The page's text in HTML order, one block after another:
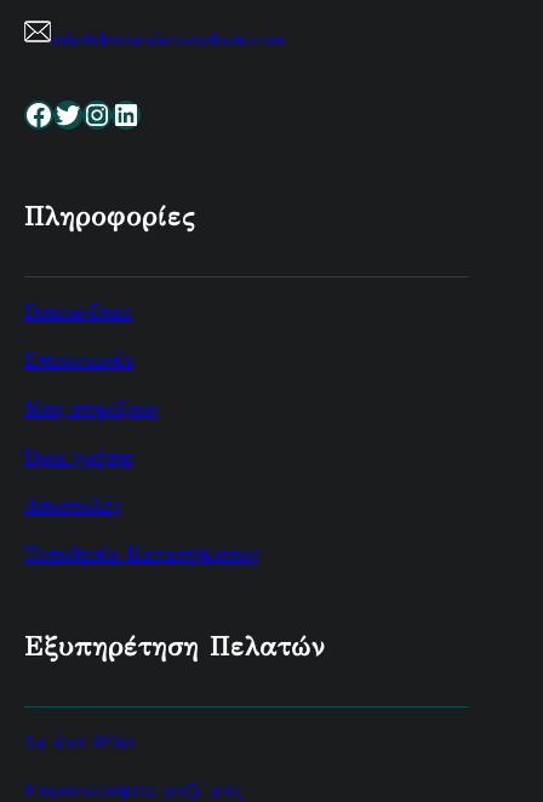
info@denise-deco-website.com
Facebook Twitter InstagramLinkedin
Πληροφορίες
Denise-Deco
Επικοινωνία
Μας στηρίζουν
Όροι χρήσης
Αποστολές
Τοποθεσία Καταστήματος
Εξυπηρέτηση Πελατών
Σε ένα Φίλο
Επικοινωνήστε μαζί μας